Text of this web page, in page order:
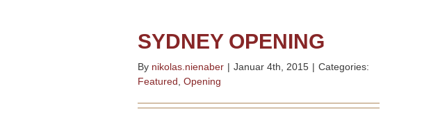
SYDNEY OPENING
By nikolas.nienaber | Januar 4th, 2015 | Categories:
Featured Opening